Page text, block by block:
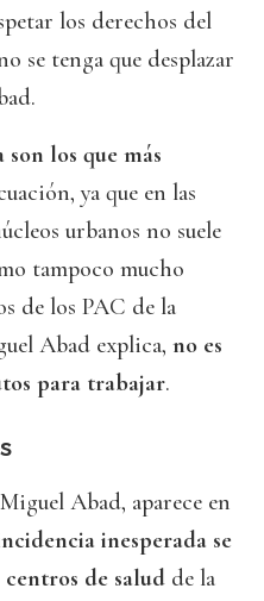
los derechos del
se tenga que desplazar
los que más
ya que en las
urbanos no suele
tampoco mucho
de los PAC de la
Abad explica, no es
para trabajar.
Abad, aparece en
inesperada se
de salud de la